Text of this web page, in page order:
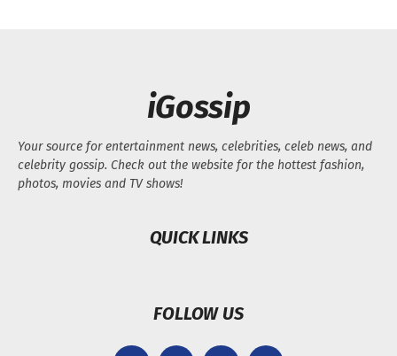
iGossip
Your source for entertainment news, celebrities, celeb news, and
celebrity gossip. Check out the website for the hottest fashion,
photos, movies and TV shows!
QUICK LINKS
FOLLOW US